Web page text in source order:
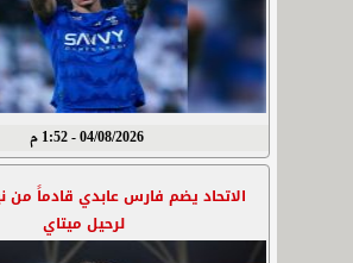
04/08/2026 - 1:52 م
الاتحاد يضم فارس عابدي قادماً من
لرحيل ميتاي